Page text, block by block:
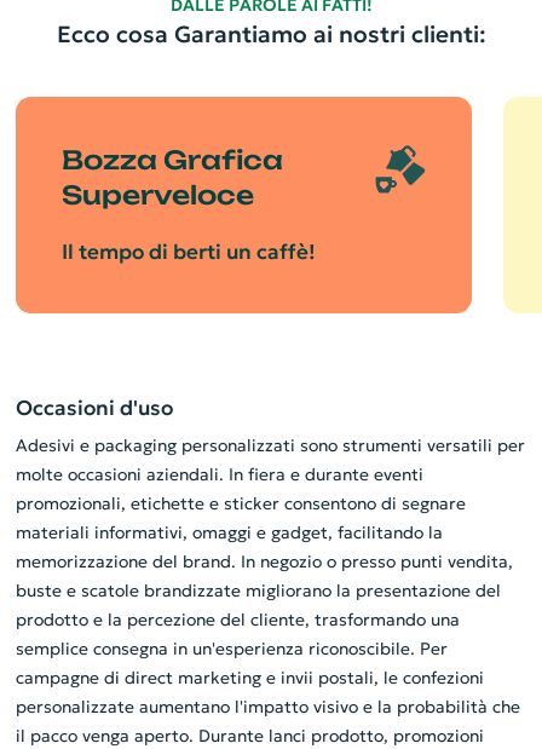
DALLE PAROLE AI FATTI!
Ecco cosa Garantiamo ai nostri clienti:
Bozza Grafica
Superveloce
Il tempo di berti un caffè!
Occasioni d'uso
Adesivi e packaging personalizzati sono strumenti versatili per
molte occasioni aziendali. In fiera e durante eventi
promozionali, etichette e sticker consentono di segnare
materiali informativi, omaggi e gadget, facilitando la
memorizzazione del brand. In negozio o presso punti vendita,
buste e scatole brandizzate migliorano la presentazione del
prodotto e la percezione del cliente, trasformando una
semplice consegna in un'esperienza riconoscibile. Per
campagne di direct marketing e invii postali, le confezioni
personalizzate aumentano l'impatto visivo e la probabilità che
il pacco venga aperto. Durante lanci prodotto, promozioni